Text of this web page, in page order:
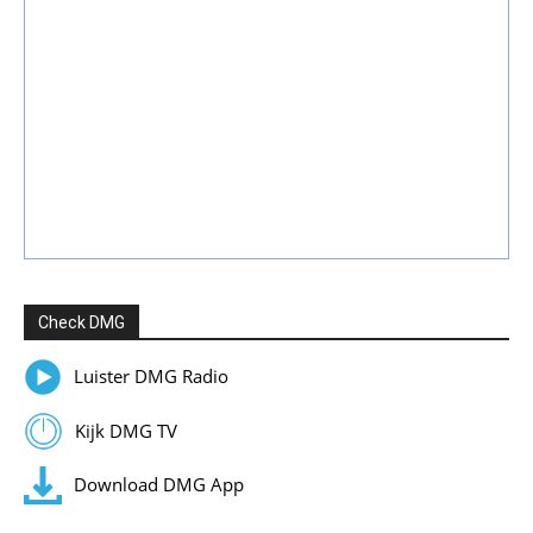
Check DMG
Luister DMG Radio
Kijk DMG TV
Download DMG App